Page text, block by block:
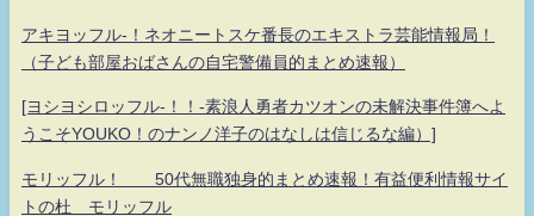
アキヨッフル-！ネオニートスケ番長のエキストラ芸能情報局！
（子ども部屋おばさんの自宅警備員的まとめ速報）
[ヨシヨシロッフル-！！-素浪人勇者カツオンの未解決事件簿へよ
うこそYOUKO！のナンノ洋子のはなしは信じるな編）]
モリッフル！ 50代無職独身的まとめ速報！有益便利情報サイ
トの杜 モリッフル